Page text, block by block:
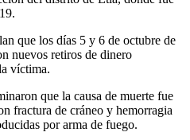
que los días 5 y 6 de octubre de
nuevos retiros de dinero
víctima.
que la causa de muerte fue
fractura de cráneo y hemorragia
por arma de fuego.